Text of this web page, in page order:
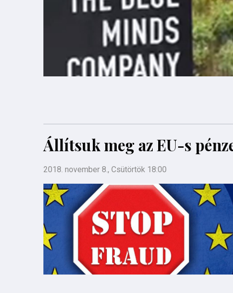
Állítsuk meg az EU-s
2018. november 8., Csütörtök 18:00